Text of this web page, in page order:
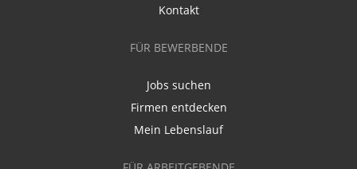
Kontakt
FÜR BEWERBENDE
Jobs suchen
Firmen entdecken
Mein Lebenslauf